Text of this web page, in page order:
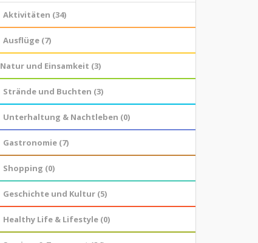
Aktivitäten (34)
Ausflüge (7)
Natur und Einsamkeit (3)
Strände und Buchten (3)
Unterhaltung & Nachtleben (0)
Gastronomie (7)
Shopping (0)
Geschichte und Kultur (5)
Healthy Life & Lifestyle (0)